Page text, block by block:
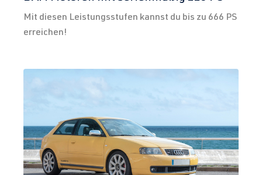
Mit diesen Leistungsstufen kannst du bis zu 666 PS
erreichen!